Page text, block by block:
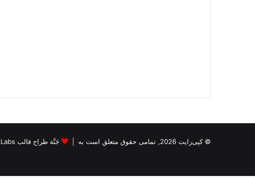
© کپی‌رایت 2026, تمامی حقوق متعلق است به | جَنَّة طراح قالب TieLabs